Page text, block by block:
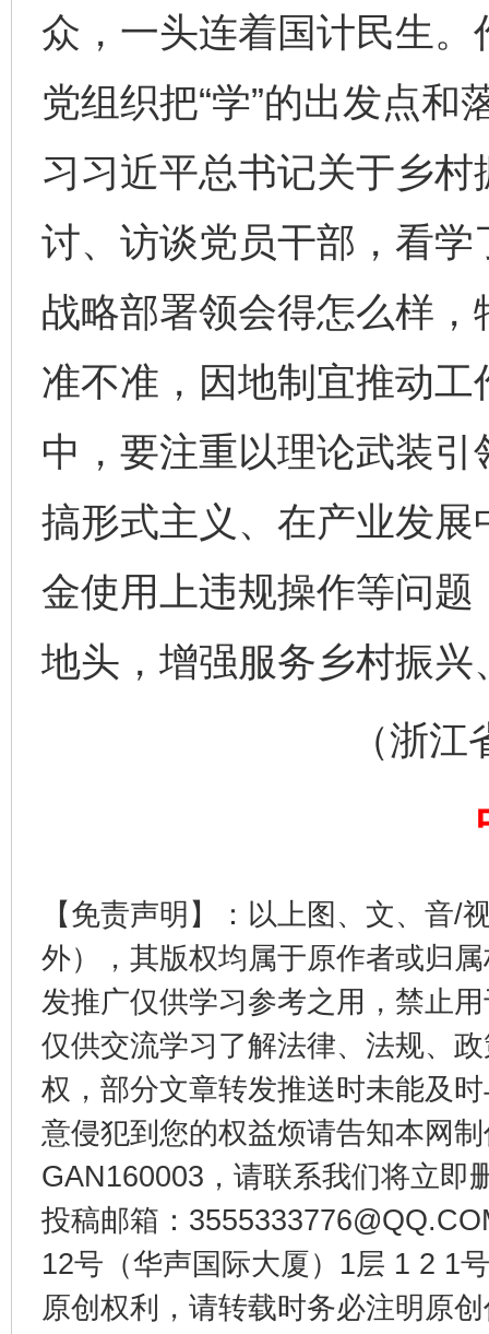
众，一头连着国计民生
党组织把“学”的出发点和
习习近平总书记关于乡
讨、访谈党员干部，看
战略部署领会得怎么样
准不准，因地制宜推动
中，要注重以理论武装
搞形式主义、在产业发
金使用上违规操作等问
地头，增强服务乡村振
（浙江省
【免责声明】：以上图、文、音/
外），其版权均属于原作者或归
发推广仅供学习参考之用，禁止
仅供交流学习了解法律、法规、
权，部分文章转发推送时未能及
意侵犯到您的权益烦请告知本网
GAN160003，请联系我们将立即
投稿邮箱：
12号（华声国际大厦）1层 1 2 1
原创权利，请转载时务必注明原
一纸欠
东山县通报“牛蛙产品抗生素超标问题” 法
千年窑火 生生不息 一